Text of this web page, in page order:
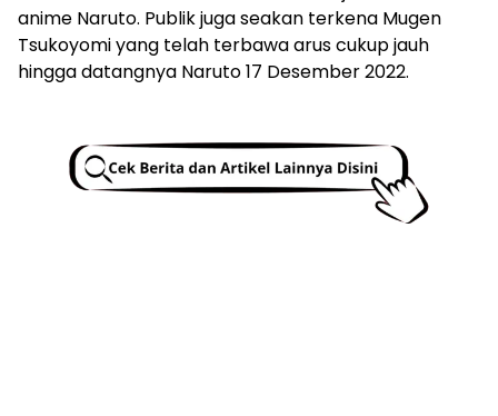
anime Naruto. Publik juga seakan terkena Mugen
Tsukoyomi yang telah terbawa arus cukup jauh
hingga datangnya Naruto 17 Desember 2022.